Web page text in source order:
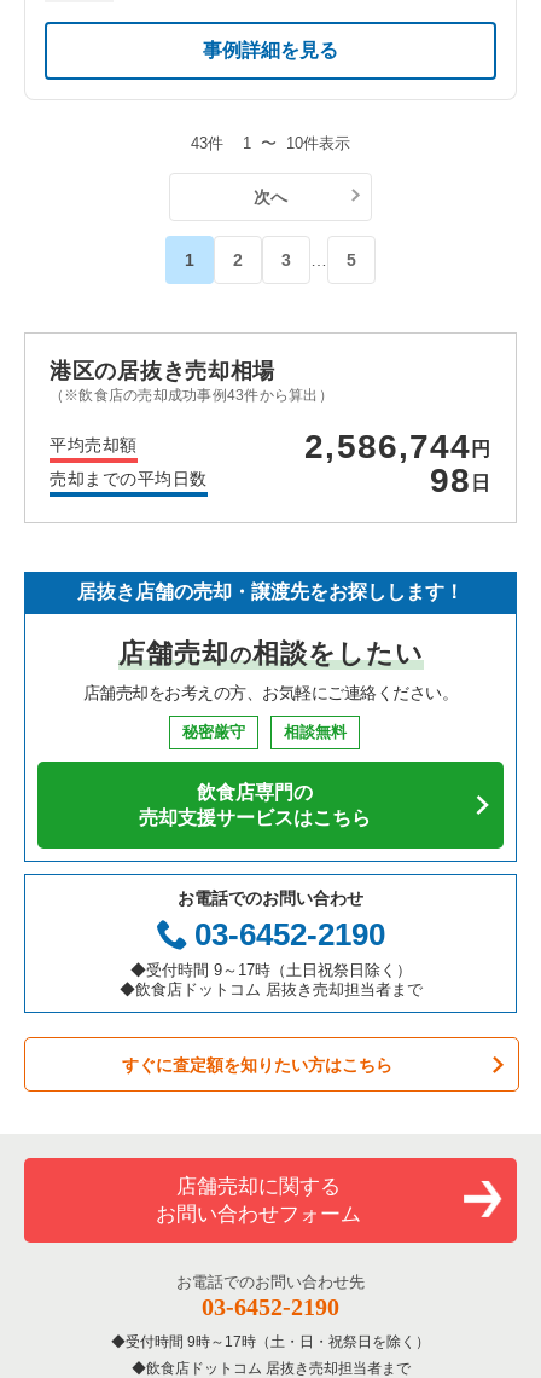
事例詳細を見る
43件 1 〜 10件表示
次へ
1 2 3 5
港区の居抜き売却相場
（※飲食店の売却成功事例43件から算出）
平均売却額 2,586,744 円
売却までの平均日数 98 日
居抜き店舗の売却・譲渡先をお探しします！
店舗売却の相談をしたい
店舗売却をお考えの方、お気軽にご連絡ください。
秘密厳守 相談無料
飲食店専門の
売却支援サービスはこちら
お電話でのお問い合わせ
03-6452-2190
◆受付時間 9～17時（土日祝祭日除く）
◆飲食店ドットコム 居抜き売却担当者まで
すぐに査定額を知りたい方はこちら
店舗売却に関する
お問い合わせフォーム
お電話でのお問い合わせ先
03-6452-2190
受付時間 9時～17時（土・日・祝祭日を除く）
飲食店ドットコム 居抜き売却担当者まで